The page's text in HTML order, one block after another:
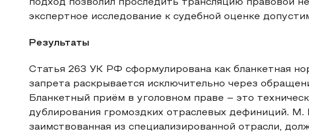
подход позволил проследить трансляцию правовой
экспертное исследование к судебной оценке
Результаты
Статья 263 УК РФ сформулирована как бланкетная
запрета раскрывается исключительно через
Бланкетный приём в уголовном праве – это
дублирования громоздких отраслевых дефиниций. М.
заимствованная из специализированной отрасли,